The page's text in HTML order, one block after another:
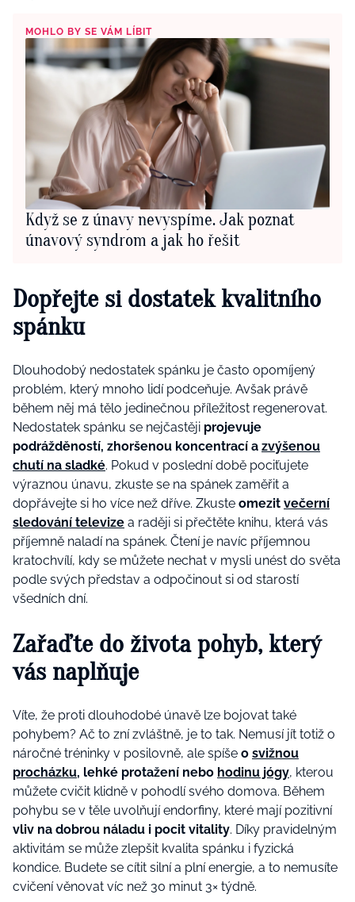
MOHLO BY SE VÁM LÍBIT
Když se z únavy nevyspíme. Jak poznat
únavový syndrom a jak ho řešit
Dopřejte si dostatek kvalitního
spánku
Dlouhodobý nedostatek spánku je často opomíjený
problém, který mnoho lidí podceňuje. Avšak právě
během něj má tělo jedinečnou příležitost regenerovat.
Nedostatek spánku se nejčastěji projevuje
podrážděností, zhoršenou koncentrací a zvýšenou
chutí na sladké. Pokud v poslední době pociťujete
výraznou únavu, zkuste se na spánek zaměřit a
dopřávejte si ho více než dříve. Zkuste omezit večerní
sledování televize a raději si přečtěte knihu, která vás
příjemně naladí na spánek. Čtení je navíc příjemnou
kratochvílí, kdy se můžete nechat v mysli unést do světa
podle svých představ a odpočinout si od starostí
všedních dní.
Zařaďte do života pohyb, který
vás naplňuje
Víte, že proti dlouhodobé únavě lze bojovat také
pohybem? Ač to zní zvláštně, je to tak. Nemusí jít totiž o
náročné tréninky v posilovně, ale spíše o svižnou
procházku, lehké protažení nebo hodinu jógy, kterou
můžete cvičit klidně v pohodlí svého domova. Během
pohybu se v těle uvolňují endorfiny, které mají pozitivní
vliv na dobrou náladu i pocit vitality. Díky pravidelným
aktivitám se může zlepšit kvalita spánku i fyzická
kondice. Budete se cítit silní a plní energie, a to nemusíte
cvičení věnovat víc než 30 minut 3× týdně.